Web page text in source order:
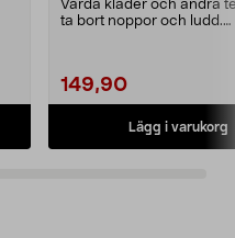
Vårda kläder och andra
ta bort noppor och ludd.
149,90
Lägg i varukorg